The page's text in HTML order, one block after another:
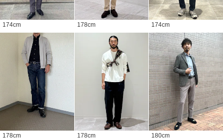
174cm 178cm 174cm
178cm 178cm 180cm